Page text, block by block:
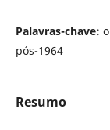
Palavras-chave:
pós-1964
Resumo